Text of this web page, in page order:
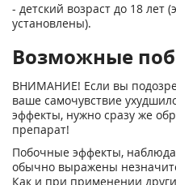
- детский возраст до 18 лет
установлены).
Возможные
ВНИМАНИЕ! Если вы
ваше самочувствие
эффекты, нужно сразу же
препарат!
Побочные эффекты,
обычно выражены
Как и при применении